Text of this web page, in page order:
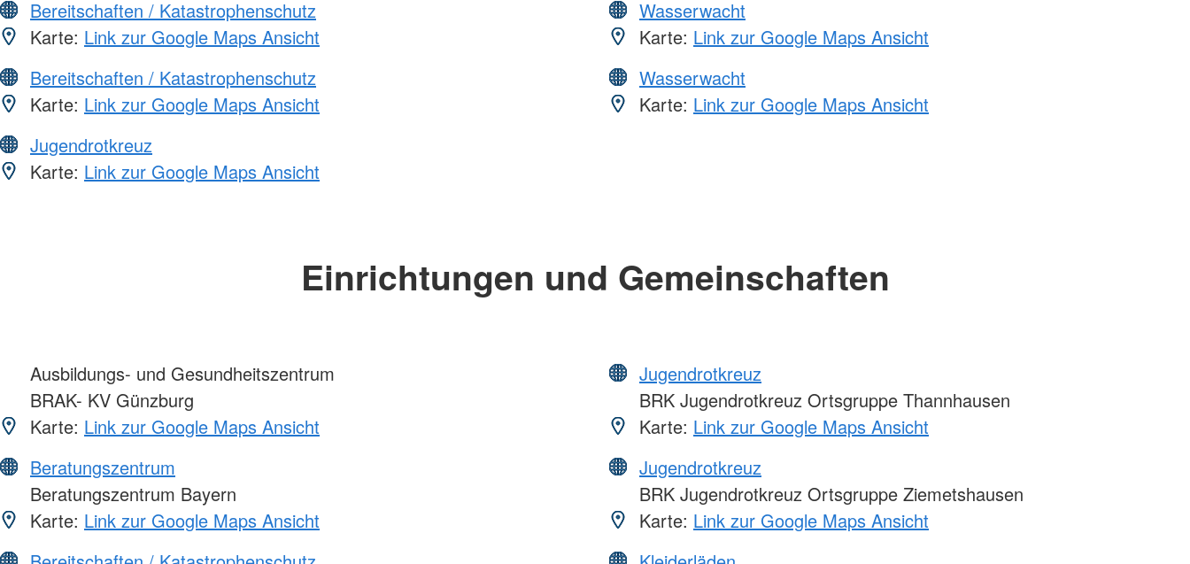
Bereitschaften / Katastrophenschutz
Karte: Link zur Google Maps Ansicht
Bereitschaften / Katastrophenschutz
Karte: Link zur Google Maps Ansicht
Jugendrotkreuz
Karte: Link zur Google Maps Ansicht
Wasserwacht
Karte: Link zur Google Maps Ansicht
Wasserwacht
Karte: Link zur Google Maps Ansicht
Einrichtungen und Gemeinschaften
Ausbildungs- und Gesundheitszentrum
BRAK- KV Günzburg
Karte: Link zur Google Maps Ansicht
Beratungszentrum
Beratungszentrum Bayern
Karte: Link zur Google Maps Ansicht
Jugendrotkreuz
BRK Jugendrotkreuz Ortsgruppe Thannhausen
Karte: Link zur Google Maps Ansicht
Jugendrotkreuz
BRK Jugendrotkreuz Ortsgruppe Ziemetshausen
Karte: Link zur Google Maps Ansicht